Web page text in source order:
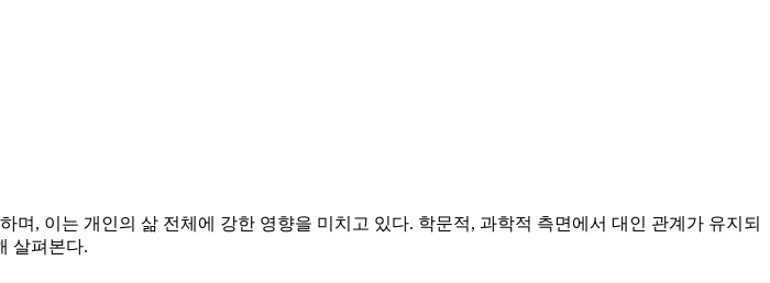
, 이는 개인의 삶 전체에 강한 영향을 미치고 있다. 학문적, 과학적 측면에서 대인 관계가 유지되
살펴본다.